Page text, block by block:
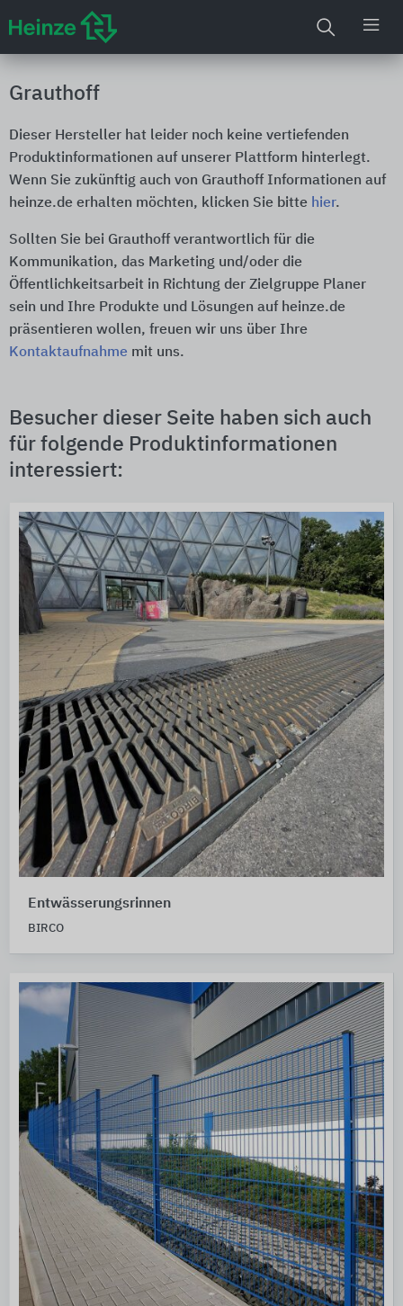
Grauthoff
Dieser Hersteller hat leider noch keine vertiefenden
Produktinformationen auf unserer Plattform hinterlegt.
Wenn Sie zukünftig auch von Grauthoff Informationen auf
heinze.de erhalten möchten, klicken Sie bitte hier.
Sollten Sie bei Grauthoff verantwortlich für die
Kommunikation, das Marketing und/oder die
Öffentlichkeitsarbeit in Richtung der Zielgruppe Planer
sein und Ihre Produkte und Lösungen auf heinze.de
präsentieren wollen, freuen wir uns über Ihre
Kontaktaufnahme mit uns.
Besucher dieser Seite haben sich auch
für folgende Produktinformationen
interessiert:
Entwässerungsrinnen
BIRCO